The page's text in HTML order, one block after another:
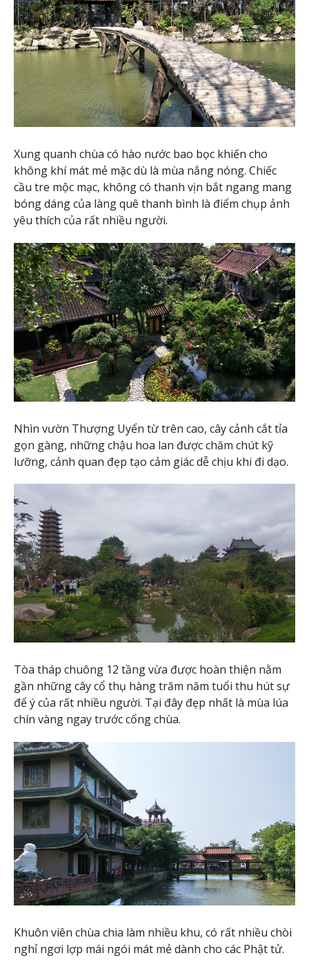
Xung quanh chùa có hào nước bao bọc khiến cho
không khí mát mẻ mặc dù là mùa nắng nóng. Chiếc
cầu tre mộc mạc, không có thanh vịn bắt ngang mang
bóng dáng của làng quê thanh bình là điểm chụp ảnh
yêu thích của rất nhiều người.
Nhìn vườn Thượng Uyển từ trên cao, cây cảnh cắt tỉa
gọn gàng, những chậu hoa lan được chăm chút kỹ
lưỡng, cảnh quan đẹp tạo cảm giác dễ chịu khi đi dạo.
Tòa tháp chuông 12 tầng vừa được hoàn thiện nằm
gần những cây cổ thụ hàng trăm năm tuổi thu hút sự
để ý của rất nhiều người. Tại đây đẹp nhất là mùa lúa
chín vàng ngay trước cổng chùa.
Khuôn viên chùa chia làm nhiều khu, có rất nhiều chòi
nghỉ ngơi lợp mái ngói mát mẻ dành cho các Phật tử.